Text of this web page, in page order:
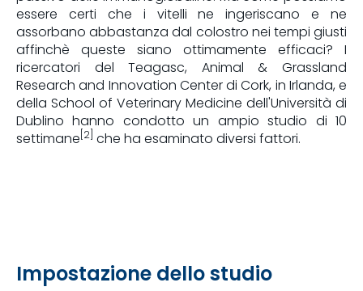
essere certi che i vitelli ne ingeriscano e ne
assorbano abbastanza dal colostro nei tempi giusti
affinchè queste siano ottimamente efficaci? I
ricercatori del Teagasc, Animal & Grassland
Research and Innovation Center di Cork, in Irlanda, e
della School of Veterinary Medicine dell'Università di
Dublino hanno condotto un ampio studio di 10
settimane [2] che ha esaminato diversi fattori.
Impostazione dello studio